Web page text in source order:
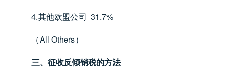
4.其他欧盟公司 31.7%
（All Others）
三、征收反倾销税的方法